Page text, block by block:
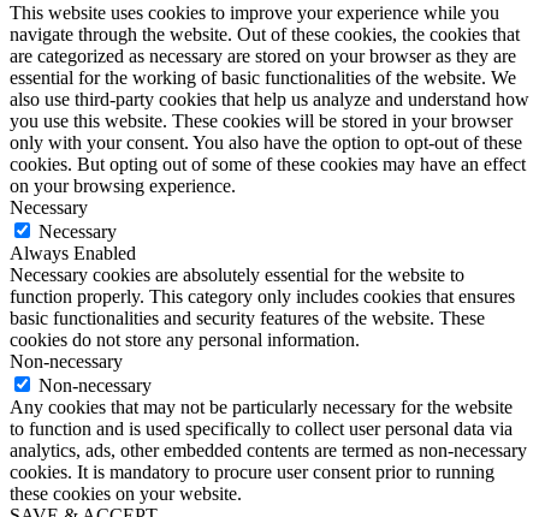
This website uses cookies to improve your experience while you
navigate through the website. Out of these cookies, the cookies that
are categorized as necessary are stored on your browser as they are
essential for the working of basic functionalities of the website. We
also use third-party cookies that help us analyze and understand how
you use this website. These cookies will be stored in your browser
only with your consent. You also have the option to opt-out of these
cookies. But opting out of some of these cookies may have an effect
on your browsing experience.
Necessary
Necessary
Always Enabled
Necessary cookies are absolutely essential for the website to
function properly. This category only includes cookies that ensures
basic functionalities and security features of the website. These
cookies do not store any personal information.
Non-necessary
Non-necessary
Any cookies that may not be particularly necessary for the website
to function and is used specifically to collect user personal data via
analytics, ads, other embedded contents are termed as non-necessary
cookies. It is mandatory to procure user consent prior to running
these cookies on your website.